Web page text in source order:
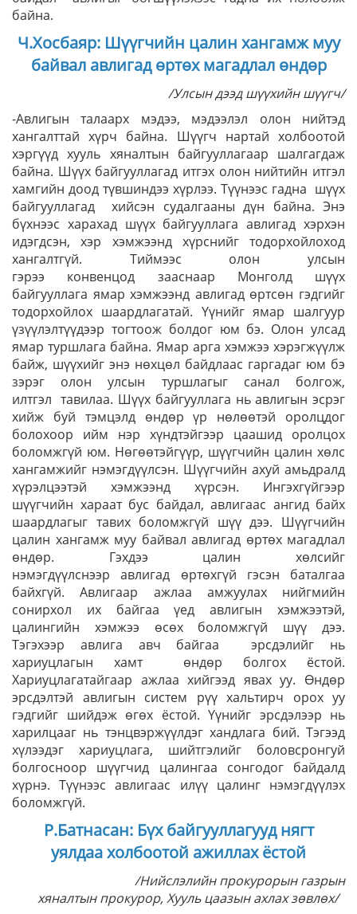
байна.
Ч.Хосбаяр: Шүүгчийн цалин хангамж муу
байвал авлигад өртөх магадлал өндөр
/Улсын дээд шүүхийн шүүгч/
-Авлигын талаарх мэдээ, мэдээлэл олон нийтэд
хангалттай хүрч байна. Шүүгч нартай холбоотой
хэргүүд хууль хяналтын байгууллагаар шалгагдаж
байна. Шүүх байгууллагад итгэх олон нийтийн итгэл
хамгийн доод түвшиндээ хүрлээ. Түүнээс гадна шүүх
байгууллагад хийсэн судалгааны дүн байна. Энэ
бүхнээс харахад шүүх байгууллага авлигад хэрхэн
идэгдсэн, хэр хэмжээнд хүрснийг тодорхойлоход
хангалтгүй. Тиймээс олон улсын
гэрээ конвенцод зааснаар Монголд шүүх
байгууллага ямар хэмжээнд авлигад өртсөн гэдгийг
тодорхойлох шаардлагатай. Үүнийг ямар шалгуур
үзүүлэлтүүдээр тогтоож болдог юм бэ. Олон улсад
ямар туршлага байна. Ямар арга хэмжээ хэрэгжүүлж
байж, шүүхийг энэ нөхцөл байдлаас гаргадаг юм бэ
зэрэг олон улсын туршлагыг санал болгож,
илтгэл тавилаа. Шүүх байгууллага нь авлигын эсрэг
хийж буй тэмцэлд өндөр үр нөлөөтэй оролцдог
болохоор ийм нэр хүндтэйгээр цаашид оролцох
боломжгүй юм. Нөгөөтэйгүүр, шүүгчийн цалин хөлс
хангамжийг нэмэгдүүлсэн. Шүүгчийн ахуй амьдралд
хүрэлцээтэй хэмжээнд хүрсэн. Ингэхгүйгээр
шүүгчийн хараат бус байдал, авлигаас ангид байх
шаардлагыг тавих боломжгүй шүү дээ. Шүүгчийн
цалин хангамж муу байвал авлигад өртөх магадлал
өндөр. Гэхдээ цалин хөлсийг
нэмэгдүүлснээр авлигад өртөхгүй гэсэн баталгаа
байхгүй. Авлигаар ажлаа амжуулах нийгмийн
сонирхол их байгаа үед авлигын хэмжээтэй,
цалингийн хэмжээ өсөх боломжгүй шүү дээ.
Тэгэхээр авлига авч байгаа эрсдэлийг нь
хариуцлагын хамт өндөр болгох ёстой.
Хариуцлагатайгаар ажлаа хийгээд явах уу. Өндөр
эрсдэлтэй авлигын систем рүү хальтирч орох уу
гэдгийг шийдэж өгөх ёстой. Үүнийг эрсдэлээр нь
харилцааг нь тэнцвэржүүлдэг хандлага бий. Тэгээд
хүлээдэг хариуцлага, шийтгэлийг боловсронгуй
болгосноор шүүгчид цалингаа сонгодог байдалд
хүрнэ. Түүнээс авлигаас илүү цалинг нэмэгдүүлэх
боломжгүй.
Р.Батнасан: Бүх байгууллагууд нягт
уялдаа холбоотой ажиллах ёстой
/Нийслэлийн прокурорын газрын
хяналтын прокурор, Хууль цаазын ахлах зөвлөх/